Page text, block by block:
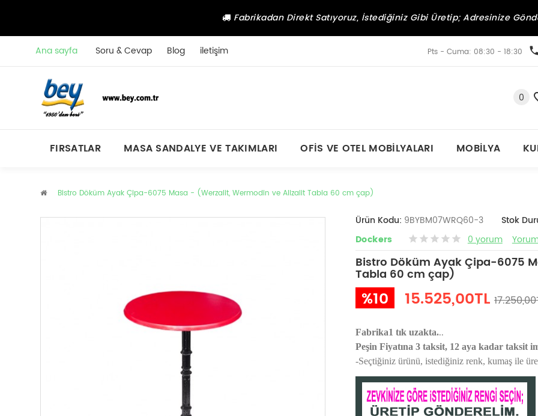
Fabrikadan Direkt Satıyoruz, İstediğiniz Gibi Üretip; Adresinize
Ana sayfa Soru & Cevap Blog iletişim Pts - Cuma: 08:30 - 18:30
0
FIRSATLAR MASA SANDALYE VE TAKIMLARI OFIS VE OTEL MOBILYALARI MOBILYA
Bistro Döküm Ayak Çipa-6075 Masa - (Werzalit, Wermodin ve Allzalit Tabla 60 cm çap)
Ürün Kodu: 9BYBM07WRQ60-3 Stok
Dockers
0 yorum
Bistro Döküm Ayak Çipa-6075
Tabla 60 cm çap)
%10 15.525,00TL
Fabrika1 tık uzakta...
Peşin Fiyatına 3 taksit, 12 aya kadar taksit
-Seçtiğiniz ürünü, istediğiniz renk, kumaş ile